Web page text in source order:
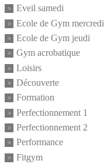
Eveil samedi
Ecole de Gym mercredi
Ecole de Gym jeudi
Gym acrobatique
Loisirs
Découverte
Formation
Perfectionnement 1
Perfectionnement 2
Performance
Fitgym